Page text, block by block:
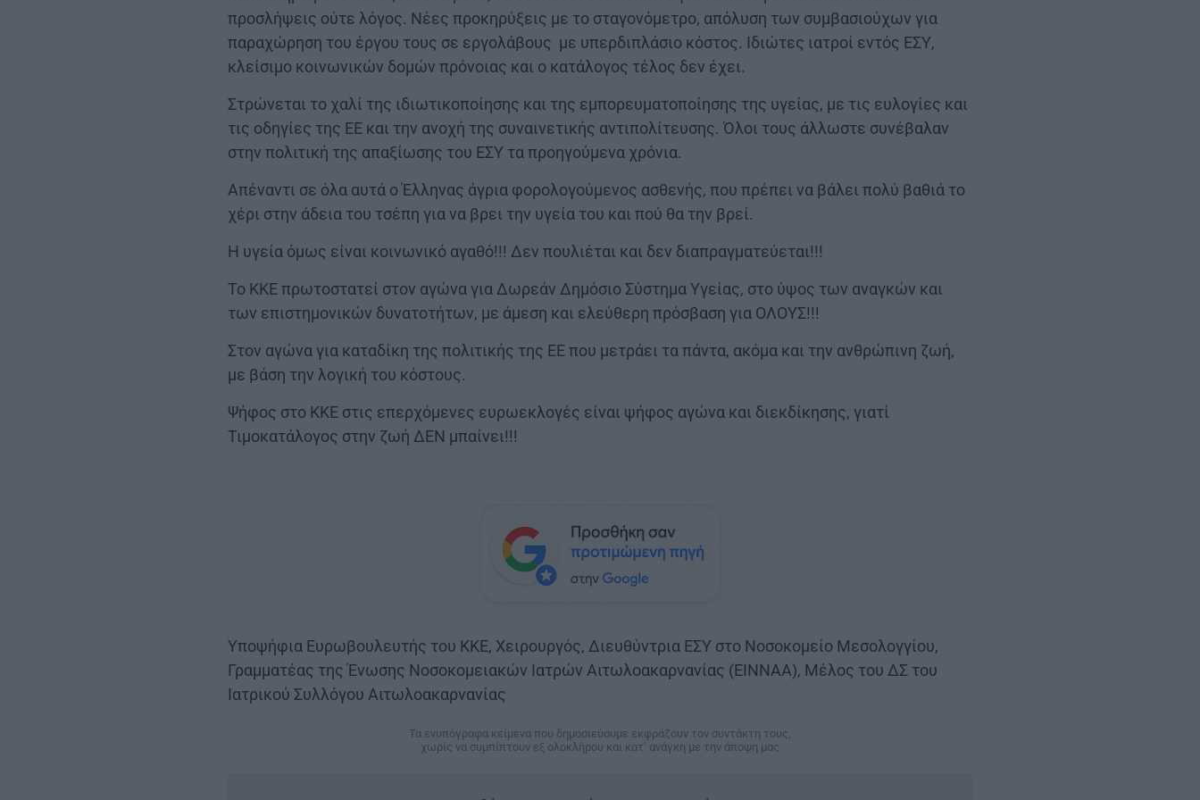
προσλήψεις ούτε λόγος. Νέες προκηρύξεις με το σταγονόμετρο, απόλυση των συμβασιούχων για
παραχώρηση του έργου τους σε εργολάβους με υπερδιπλάσιο κόστος. Ιδιώτες ιατροί εντός ΕΣΥ,
κλείσιμο κοινωνικών δομών πρόνοιας και ο κατάλογος τέλος δεν έχει.
Στρώνεται το χαλί της ιδιωτικοποίησης και της εμπορευματοποίησης της υγείας, με τις ευλογίες και
τις οδηγίες της ΕΕ και την ανοχή της συναινετικής αντιπολίτευσης. Όλοι τους άλλωστε συνέβαλαν
στην πολιτική της απαξίωσης του ΕΣΥ τα προηγούμενα χρόνια.
Απέναντι σε όλα αυτά ο Έλληνας άγρια φορολογούμενος ασθενής, που πρέπει να βάλει πολύ βαθιά το
χέρι στην άδεια του τσέπη για να βρει την υγεία του και πού θα την βρεί.
Η υγεία όμως είναι κοινωνικό αγαθό!!! Δεν πουλιέται και δεν διαπραγματεύεται!!!
Το ΚΚΕ πρωτοστατεί στον αγώνα για Δωρεάν Δημόσιο Σύστημα Υγείας, στο ύψος των αναγκών και
των επιστημονικών δυνατοτήτων, με άμεση και ελεύθερη πρόσβαση για ΟΛΟΥΣ!!!
Στον αγώνα για καταδίκη της πολιτικής της ΕΕ που μετράει τα πάντα, ακόμα και την ανθρώπινη ζωή,
με βάση την λογική του κόστους.
Ψήφος στο ΚΚΕ στις επερχόμενες ευρωεκλογές είναι ψήφος αγώνα και διεκδίκησης, γιατί
Τιμοκατάλογος στην ζωή ΔΕΝ μπαίνει!!!
Υποψήφια Ευρωβουλευτής του ΚΚΕ, Χειρουργός, Διευθύντρια ΕΣΥ στο Νοσοκομείο Μεσολογγίου,
Γραμματέας της Ένωσης Νοσοκομειακών Ιατρών Αιτωλοακαρνανίας (ΕΙΝΝΑΑ), Μέλος του ΔΣ του
Ιατρικού Συλλόγου Αιτωλοακαρνανίας
Τα ενυπόγραφα κείμενα που δημοσιεύουμε εκφράζουν τον συντάκτη τους,
χωρίς να συμπίπτουν εξ ολοκλήρου και κατ’ ανάγκη με την άποψη μας